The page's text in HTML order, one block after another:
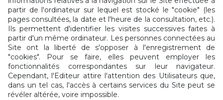
partir de l'ordinateur sur lequel est stocké le "cookie" (les
pages consultées, la date et l'heure de la consultation, etc.).
Ils permettent d'identifier les visites successives faites à
partir d'un même ordinateur. Les personnes connectées au
Site ont la liberté de s'opposer à l'enregistrement de
"cookies". Pour se faire, elles peuvent employer les
fonctionnalités correspondantes sur leur navigateur.
Cependant, l'Editeur attire l'attention des Utilisateurs que,
dans un tel cas, l'accès à certains services du Site peut se
révéler altérée, voire impossible.